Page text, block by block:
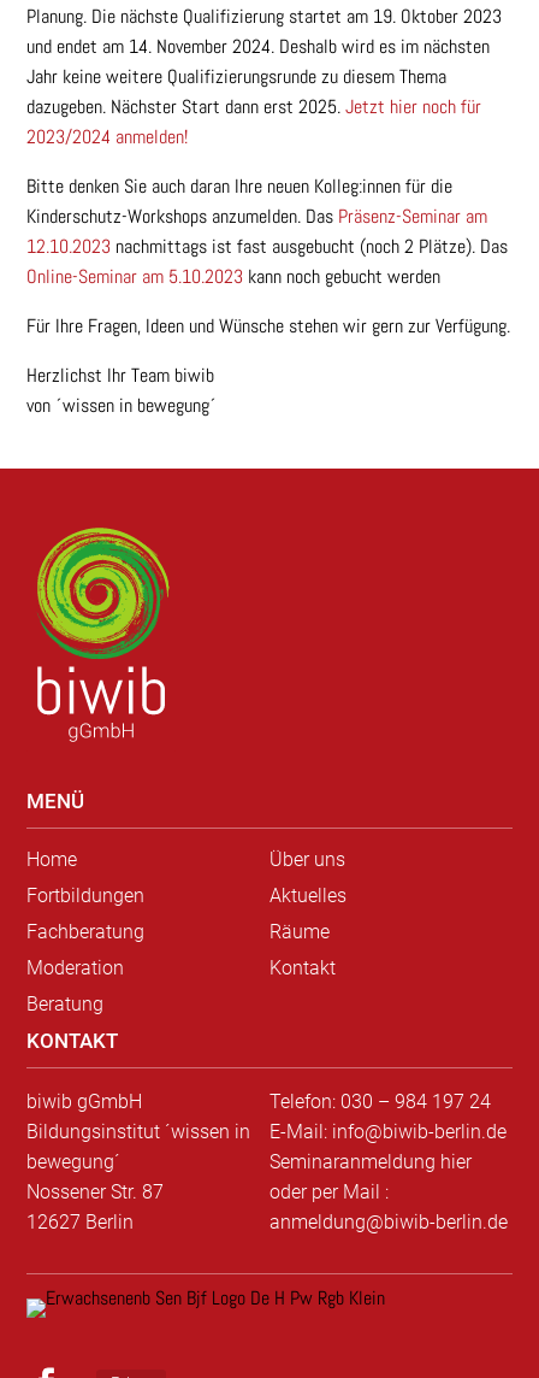
Planung. Die nächste Qualifizierung startet am 19. Oktober 2023
und endet am 14. November 2024. Deshalb wird es im nächsten
Jahr keine weitere Qualifizierungsrunde zu diesem Thema
dazugeben. Nächster Start dann erst 2025.Jetzt hier noch für
2023/2024 anmelden!
Bitte denken Sie auch daran Ihre neuen Kolleg:innen für die
Kinderschutz-Workshops anzumelden. Das Präsenz-Seminar am
12.10.2023 nachmittags ist fast ausgebucht (noch 2 Plätze). Das
Online-Seminar am 5.10.2023 kann noch gebucht werden
Für Ihre Fragen, Ideen und Wünsche stehen wir gern zur Verfügung.
Herzlichst Ihr Team biwib
von ´wissen in bewegung´
MENÜ
Home
Fortbildungen
Fachberatung
Moderation
Beratung
Über uns
Aktuelles
Räume
Kontakt
KONTAKT
biwib gGmbH
Bildungsinstitut ´wissen in
bewegung´
Nossener Str. 87
12627 Berlin
Telefon: 030 – 984 197 24
E-Mail: info@biwib-berlin.de
Seminaranmeldung hier
oder per Mail :
anmeldung@biwib-berlin.de